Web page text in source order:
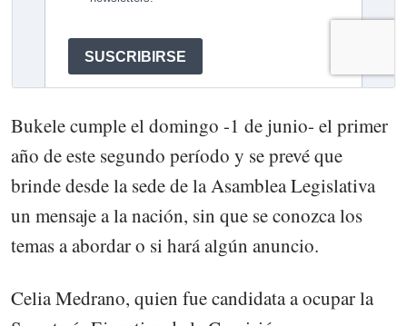
Bukele cumple el domingo -1 de junio- el primer
año de este segundo período y se prevé que
brinde desde la sede de la Asamblea Legislativa
un mensaje a la nación, sin que se conozca los
temas a abordar o si hará algún anuncio.
Celia Medrano, quien fue candidata a ocupar la